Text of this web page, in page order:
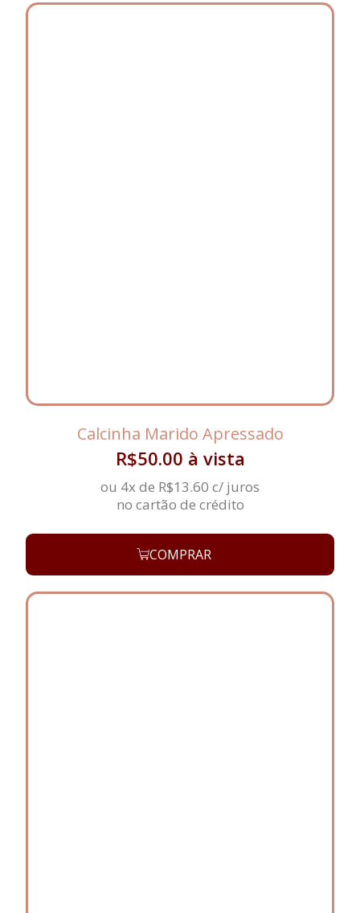
Calcinha Marido Apressado
R$50.00 à vista
ou 4x de R$13.60 c/ juros
no cartão de crédito
COMPRAR